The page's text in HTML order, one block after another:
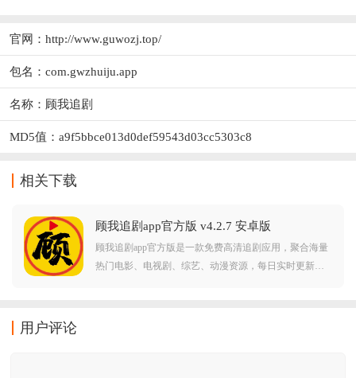
官网：http://www.guwozj.top/
包名：com.gwzhuiju.app
名称：顾我追剧
MD5值：a9f5bbce013d0def59543d03cc5303c8
相关下载
顾我追剧app官方版 v4.2.7 安卓版
顾我追剧app官方版是一款免费高清追剧应用，聚合海量
热门电影、电视剧、综艺、动漫资源，每日实时更新。
用户评论